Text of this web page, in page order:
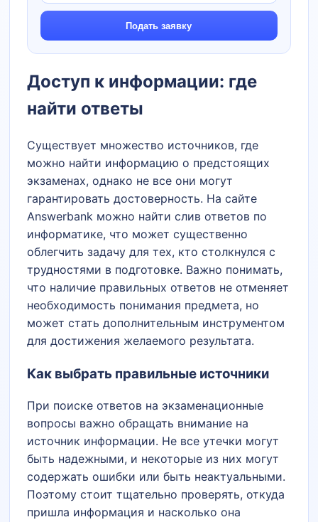
Подать заявку
Доступ к информации: где
найти ответы
Существует множество источников, где
можно найти информацию о предстоящих
экзаменах, однако не все они могут
гарантировать достоверность. На сайте
Answerbank можно найти слив ответов по
информатике, что может существенно
облегчить задачу для тех, кто столкнулся с
трудностями в подготовке. Важно понимать,
что наличие правильных ответов не отменяет
необходимость понимания предмета, но
может стать дополнительным инструментом
для достижения желаемого результата.
Как выбрать правильные источники
При поиске ответов на экзаменационные
вопросы важно обращать внимание на
источник информации. Не все утечки могут
быть надежными, и некоторые из них могут
содержать ошибки или быть неактуальными.
Поэтому стоит тщательно проверять, откуда
пришла информация и насколько она